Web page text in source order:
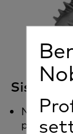
Sistemi
primaria